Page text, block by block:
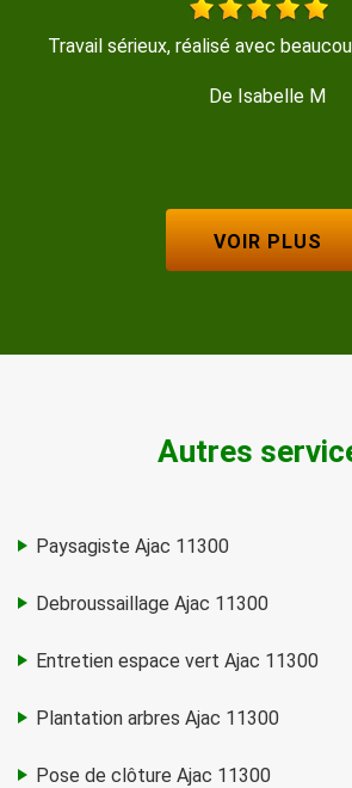
soin, merci!
Travail très propre
VOIR PLUS
Autres
Paysagiste Ajac 11300
Debroussaillage Ajac 11300
Entretien espace vert Ajac 11300
Plantation arbres Ajac 11300
Pose de clôture Ajac 11300